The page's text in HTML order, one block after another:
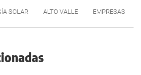
SOLAR ALTO VALLE EMPRESAS